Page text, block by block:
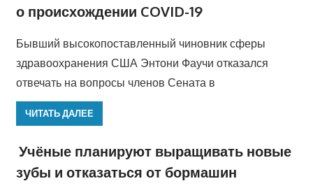
о происхождении COVID-19
Бывший высокопоставленный чиновник сферы
здравоохранения США Энтони Фаучи отказался
отвечать на вопросы членов Сената в
ЧИТАТЬ ДАЛЕЕ
Учёные планируют выращивать новые
зубы и отказаться от бормашин